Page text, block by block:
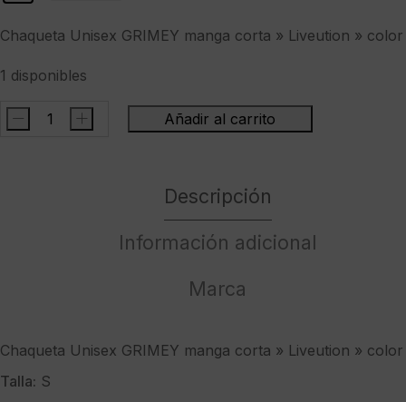
Chaqueta Unisex GRIMEY manga corta » Liveution »
1 disponibles
Chaqueta
cantidad
- + Añadir al carrito
Descripción
Información adicional
Marca
Chaqueta Unisex GRIMEY manga corta » Liveution »
Talla: S